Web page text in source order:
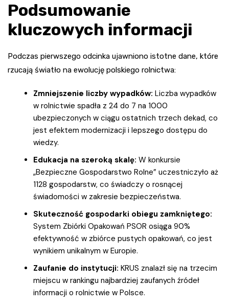
Podsumowanie
kluczowych informacji
Podczas pierwszego odcinka ujawniono istotne dane, które
rzucają światło na ewolucję polskiego rolnictwa:
Zmniejszenie liczby wypadków: Liczba wypadków
w rolnictwie spadła z 24 do 7 na 1000
ubezpieczonych w ciągu ostatnich trzech dekad, co
jest efektem modernizacji i lepszego dostępu do
wiedzy.
Edukacja na szeroką skalę: W konkursie
„Bezpieczne Gospodarstwo Rolne” uczestniczyło aż
1128 gospodarstw, co świadczy o rosnącej
świadomości w zakresie bezpieczeństwa.
Skuteczność gospodarki obiegu zamkniętego:
System Zbiórki Opakowań PSOR osiąga 90%
efektywność w zbiórce pustych opakowań, co jest
wynikiem unikalnym w Europie.
Zaufanie do instytucji: KRUS znalazł się na trzecim
miejscu w rankingu najbardziej zaufanych źródeł
informacji o rolnictwie w Polsce.